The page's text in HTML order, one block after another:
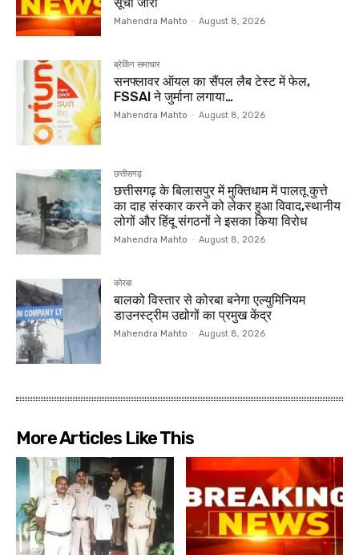
Mahendra Mahto - August 8, 2026
ब्रेकिंग समाचार
सनफ्लावर ऑयल का सैंपल लैब टेस्ट में फेल,
FSSAI ने जुर्माना लगाया…
Mahendra Mahto - August 8, 2026
छत्तीसगढ़
छत्तीसगढ़ के बिलासपुर में मुक्तिधाम में पालतू कुत्ते
का दाह संस्कार करने को लेकर हुआ विवाद,स्थानीय
लोगों और हिंदू संगठनों ने इसका किया विरोध
Mahendra Mahto - August 8, 2026
कोरबा
बालको विस्तार से कोरबा बनेगा एल्युमिनियम
डाउनस्ट्रीम उद्योगों का प्रमुख केंद्र
Mahendra Mahto - August 8, 2026
More Articles Like This